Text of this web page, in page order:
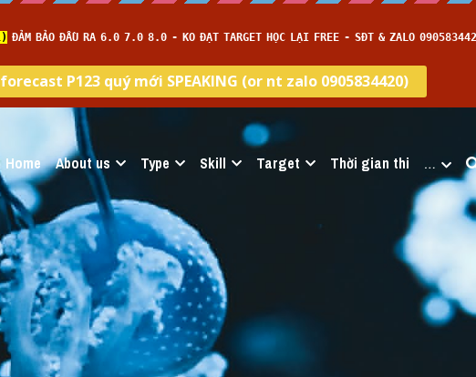
Home About us Type Skill Target Thời gian thi …